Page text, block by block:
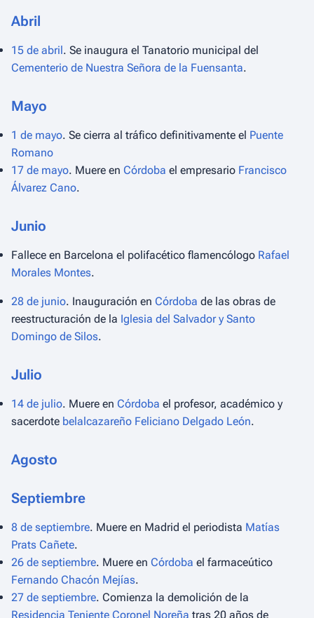
Abril
15 de abril. Se inaugura el Tanatorio municipal del
Cementerio de Nuestra Señora de la Fuensanta.
Mayo
1 de mayo. Se cierra al tráfico definitivamente el Puente
Romano
17 de mayo. Muere en Córdoba el empresario Francisco
Álvarez Cano.
Junio
Fallece en Barcelona el polifacético flamencólogo Rafael
Morales Montes.
28 de junio. Inauguración en Córdoba de las obras de
reestructuración de la Iglesia del Salvador y Santo
Domingo de Silos.
Julio
14 de julio. Muere en Córdoba el profesor, académico y
sacerdote belalcazareño Feliciano Delgado León.
Agosto
Septiembre
8 de septiembre. Muere en Madrid el periodista Matías
Prats Cañete.
26 de septiembre. Muere en Córdoba el farmaceútico
Fernando Chacón Mejías.
27 de septiembre. Comienza la demolición de la
Residencia Teniente Coronel Noreña tras 20 años de